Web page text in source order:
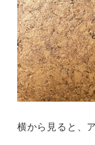
横から見ると、